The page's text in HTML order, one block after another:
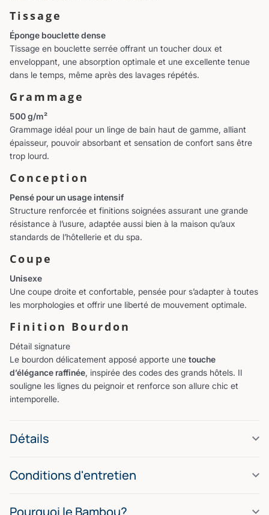
Tissage
Éponge bouclette dense
Tissage en bouclette serrée offrant un toucher doux et
enveloppant, une absorption optimale et une excellente tenue
dans le temps, même après des lavages répétés.
Grammage
500 g/m²
Grammage idéal pour un linge de bain haut de gamme, alliant
épaisseur, pouvoir absorbant et sensation de confort sans être
trop lourd.
Conception
Pensé pour un usage intensif
Structure renforcée et finitions soignées assurant une grande
résistance à l’usure, adaptée aussi bien à la maison qu’aux
standards de l’hôtellerie et du spa.
Coupe
Unisexe
Une coupe droite et confortable, pensée pour s’adapter à toutes
les morphologies et offrir une liberté de mouvement optimale.
Finition Bourdon
Détail signature
Le bourdon délicatement apposé apporte une touche
d’élégance raffinée, inspirée des codes des grands hôtels. Il
souligne les lignes du peignoir et renforce son allure chic et
intemporelle.
Détails
Conditions d'entretien